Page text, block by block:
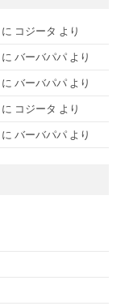
に コジータ より
に バーバパパ より
に バーバパパ より
に コジータ より
に バーバパパ より